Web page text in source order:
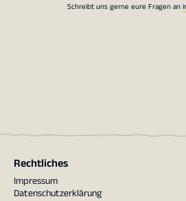
Schreibt uns gerne eure Fragen an
Rechtliches
Impressum
Datenschutzerklärung